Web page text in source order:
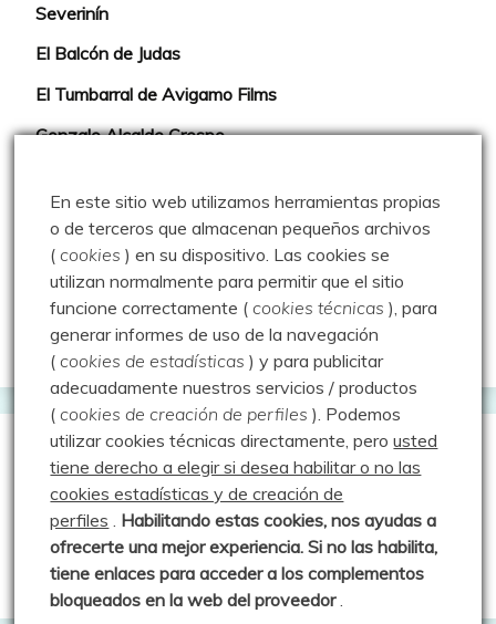
Severinín
El Balcón de Judas
El Tumbarral de Avigamo Films
Gonzalo Alcalde Crespo
Rutas y excursiones con niños
Valdeolea. Río Camesa, la vía azul
Aprendiz de sueños
Guías de Montaña
Manu - Entre Valles y Cumbre
Luis Crespo Fernández
En este sitio web utilizamos herramientas propias
o de terceros que almacenan pequeños archivos
(cookies ) en su dispositivo. Las cookies se
utilizan normalmente para permitir que el sitio
funcione correctamente (cookies técnicas ), para
generar informes de uso de la navegación
(cookies de estadísticas ) y para publicitar
adecuadamente nuestros servicios / productos
(cookies de creación de perfiles ). Podemos
utilizar cookies técnicas directamente, perousted
tiene derecho a elegir si desea habilitar o no las
cookies estadísticas y de creación de
perfiles . Habilitando estas cookies, nos ayudas a
ofrecerte una mejor experiencia. Si no las habilita,
tiene enlaces para acceder a los complementos
bloqueados en la web del proveedor.